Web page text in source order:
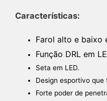
Características:
Farol alto e baixo
Função DRL em
Seta em LED.
Design esportivo
Forte poder de